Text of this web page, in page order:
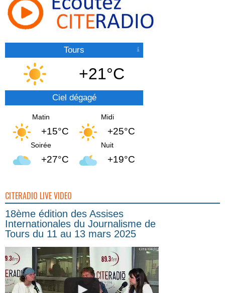
Tours
+21°C
Ciel dégagé
Matin
+15°C
Midi
+25°C
Soirée
+27°C
Nuit
+19°C
CITERADIO LIVE VIDEO
18ème édition des Assises
Internationales du Journalisme de
Tours du 11 au 13 mars 2025